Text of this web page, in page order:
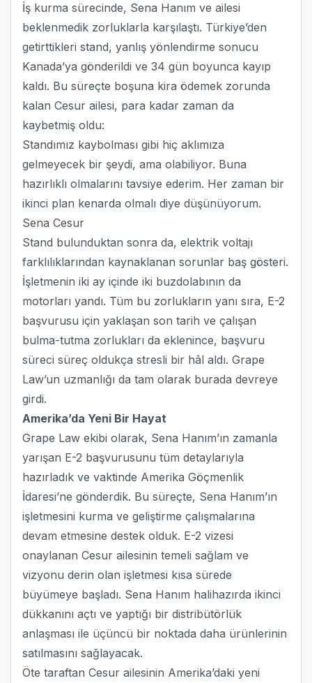
İş kurma sürecinde, Sena Hanım ve ailesi
beklenmedik zorluklarla karşılaştı. Türkiye’den
getirttikleri stand, yanlış yönlendirme sonucu
Kanada’ya gönderildi ve 34 gün boyunca kayıp
kaldı. Bu süreçte boşuna kira ödemek zorunda
kalan Cesur ailesi, para kadar zaman da
kaybetmiş oldu:
Standımız kaybolması gibi hiç aklımıza
gelmeyecek bir şeydi, ama olabiliyor. Buna
hazırlıklı olmalarını tavsiye ederim. Her zaman bir
ikinci plan kenarda olmalı diye düşünüyorum.
Sena Cesur
Stand bulunduktan sonra da, elektrik voltajı
farklılıklarından kaynaklanan sorunlar baş gösteri.
İşletmenin iki ay içinde iki buzdolabının da
motorları yandı. Tüm bu zorlukların yanı sıra, E-2
başvurusu için yaklaşan son tarih ve çalışan
bulma-tutma zorlukları da eklenince, başvuru
süreci süreç oldukça stresli bir hâl aldı. Grape
Law’un uzmanlığı da tam olarak burada devreye
girdi.
Amerika’da Yeni Bir Hayat
Grape Law ekibi olarak, Sena Hanım’ın zamanla
yarışan E-2 başvurusunu tüm detaylarıyla
hazırladık ve vaktinde Amerika Göçmenlik
İdaresi’ne gönderdik. Bu süreçte, Sena Hanım’ın
işletmesini kurma ve geliştirme çalışmalarına
devam etmesine destek olduk. E-2 vizesi
onaylanan Cesur ailesinin temeli sağlam ve
vizyonu derin olan işletmesi kısa sürede
büyümeye başladı. Sena Hanım halihazırda ikinci
dükkanını açtı ve yaptığı bir distribütörlük
anlaşması ile üçüncü bir noktada daha ürünlerinin
satılmasını sağlayacak.
Öte taraftan Cesur ailesinin Amerika’daki yeni